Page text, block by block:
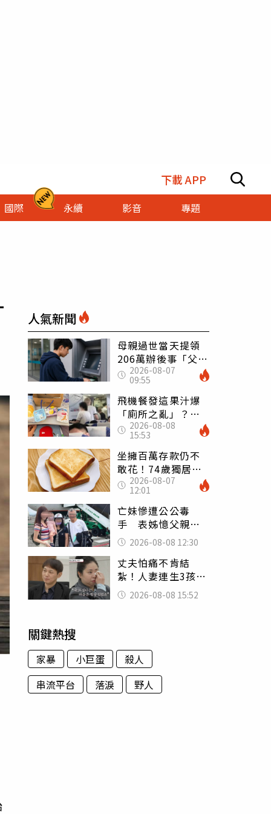
下載 APP
國際 永續 影音 專題
人氣新聞
母親過世當天提領
206萬辦後事「父子
遭判刑」 律師：
搶錢先下手是罪
2026-08-07
09:55
飛機餐發這果汁爆
「廁所之亂」？乘
客崩潰：差點丟大
臉 醫揭3類人別亂
喝
2026-08-08
15:53
坐擁百萬存款仍不
敢花！74歲獨居翁
「1餐只吃1片吐
司」 半年後暴瘦
嚇壞女兒
2026-08-07
12:01
亡妹慘遭公公毒
手 表姊憶父親節
前夕：小舅舅仍到
殯儀館陪她說話
2026-08-08 12:30
丈夫怕痛不肯結
紮！人妻連生3孩
控遭家暴淚喊：真
的好累
2026-08-08 15:52
關鍵熱搜
家暴 小巨蛋
殺人
串流平台
落淚 野人